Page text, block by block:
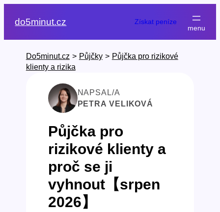
do5minut.cz Získat peníze
Do5minut.cz > Půjčky > Půjčka pro rizikové
klienty a rizika
NAPSAL/A
PETRA VELIKOVÁ
Půjčka pro
rizikové klienty a
proč se ji
vyhnout【srpen
2026】